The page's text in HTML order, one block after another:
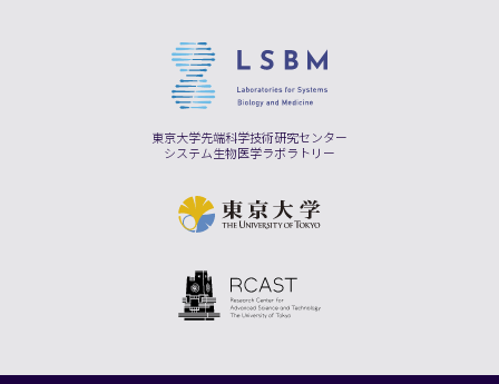
東京大学先端科学技術研究センター
システム生物医学ラボラトリー